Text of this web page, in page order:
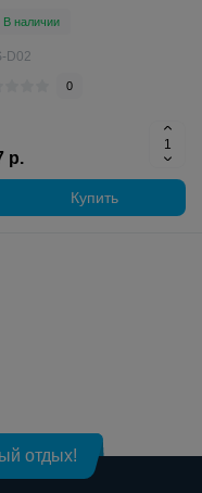
В наличии
D02
0
р.
Купить
отдых!